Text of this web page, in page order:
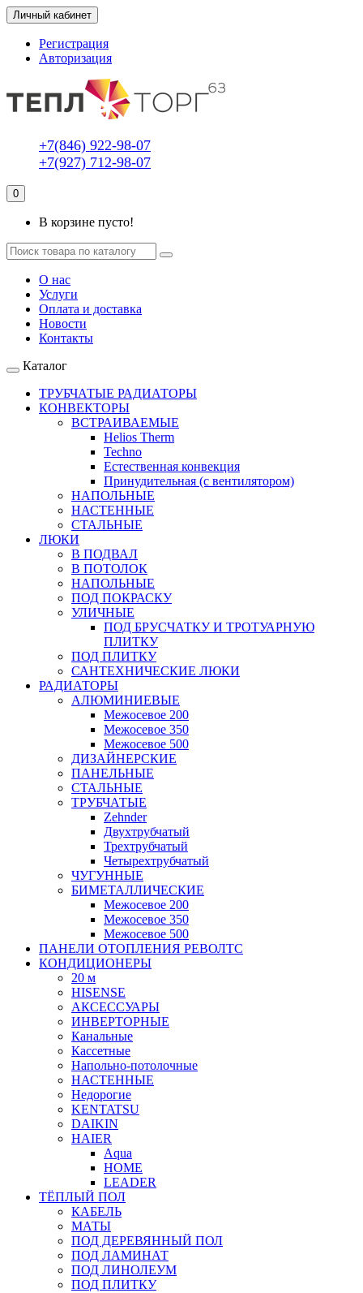
Личный кабинет
Регистрация
Авторизация
+7(846) 922-98-07
+7(927) 712-98-07
0
В корзине пусто!
О нас
Услуги
Оплата и доставка
Новости
Контакты
Каталог
ТРУБЧАТЫЕ РАДИАТОРЫ
КОНВЕКТОРЫ
ВСТРАИВАЕМЫЕ
Helios Therm
Techno
Естественная конвекция
Принудительная (с вентилятором)
НАПОЛЬНЫЕ
НАСТЕННЫЕ
СТАЛЬНЫЕ
ЛЮКИ
В ПОДВАЛ
В ПОТОЛОК
НАПОЛЬНЫЕ
ПОД ПОКРАСКУ
УЛИЧНЫЕ
ПОД БРУСЧАТКУ И ТРОТУАРНУЮ
ПЛИТКУ
ПОД ПЛИТКУ
САНТЕХНИЧЕСКИЕ ЛЮКИ
РАДИАТОРЫ
АЛЮМИНИЕВЫЕ
Межосевое 200
Межосевое 350
Межосевое 500
ДИЗАЙНЕРСКИЕ
ПАНЕЛЬНЫЕ
СТАЛЬНЫЕ
ТРУБЧАТЫЕ
Zehnder
Двухтрубчатый
Трехтрубчатый
Четырехтрубчатый
ЧУГУННЫЕ
БИМЕТАЛЛИЧЕСКИЕ
Межосевое 200
Межосевое 350
Межосевое 500
ПАНЕЛИ ОТОПЛЕНИЯ РЕВОЛТС
КОНДИЦИОНЕРЫ
20 м
HISENSE
АКСЕССУАРЫ
ИНВЕРТОРНЫЕ
Канальные
Кассетные
Напольно-потолочные
НАСТЕННЫЕ
Недорогие
KENTATSU
DAIKIN
HAIER
Aqua
HOME
LEADER
ТЁПЛЫЙ ПОЛ
КАБЕЛЬ
МАТЫ
ПОД ДЕРЕВЯННЫЙ ПОЛ
ПОД ЛАМИНАТ
ПОД ЛИНОЛЕУМ
ПОД ПЛИТКУ